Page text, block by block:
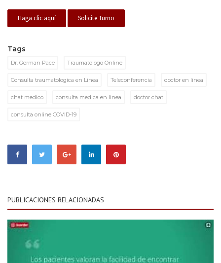
Haga clic aquí Solicite Turno
Tags
Dr. German Pace Traumatologo Online
Consulta traumatologica en Linea Teleconferencia doctor en linea
chat medico consulta medica en linea doctor chat
consulta online COVID-19
PUBLICACIONES RELACIONADAS